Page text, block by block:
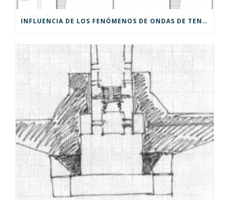
INFLUENCIA DE LOS FENÓMENOS DE ONDAS DE TENSIÓN DURANTE LAS PRUEBAS DE CARGA STATNAMIC